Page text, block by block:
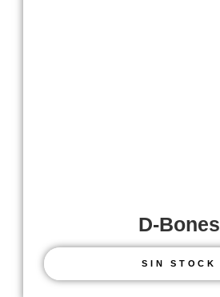
D-Bones
SIN STOCK